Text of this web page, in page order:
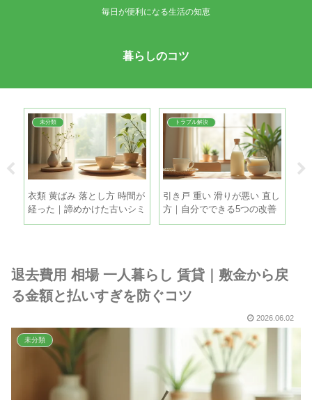
毎日が便利になる生活の知恵
暮らしのコツ
未分類
衣類 黄ばみ 落とし方 時間が
経った｜諦めかけた古いシミ
も家庭で復活させる方法
トラブル解決
引き戸 重い 滑りが悪い 直し
方｜自分でできる5つの改善
策
退去費用 相場 一人暮らし 賃貸｜敷金から戻
る金額と払いすぎを防ぐコツ
2026.06.02
未分類